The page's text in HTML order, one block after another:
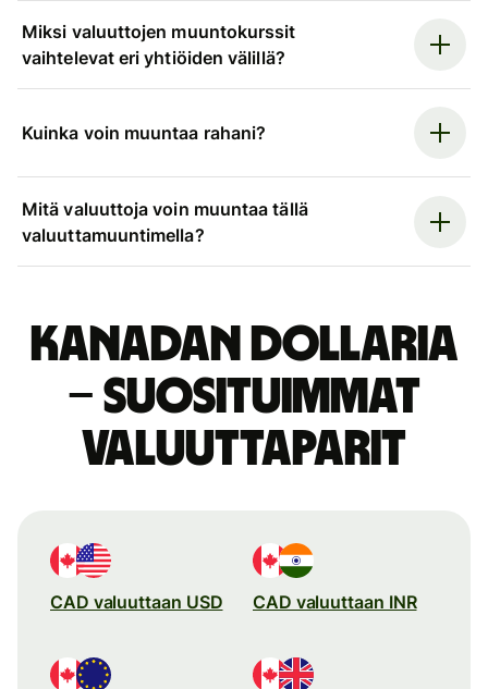
Miksi valuuttojen muuntokurssit
vaihtelevat eri yhtiöiden välillä?
Kuinka voin muuntaa rahani?
Mitä valuuttoja voin muuntaa tällä
valuuttamuuntimella?
Kanadan dollaria
– suosituimmat
valuuttaparit
CAD valuuttaan USD CAD valuuttaan INR